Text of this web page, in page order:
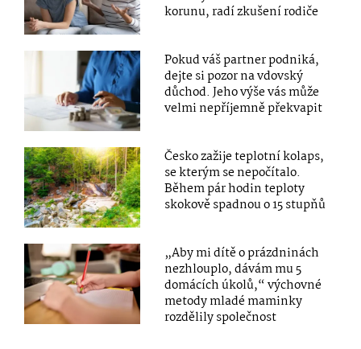
korunu, radí zkušení rodiče
Pokud váš partner podniká,
dejte si pozor na vdovský
důchod. Jeho výše vás může
velmi nepříjemně překvapit
Česko zažije teplotní kolaps,
se kterým se nepočítalo.
Během pár hodin teploty
skokově spadnou o 15 stupňů
„Aby mi dítě o prázdninách
nezhlouplo, dávám mu 5
domácích úkolů,“ výchovné
metody mladé maminky
rozdělily společnost